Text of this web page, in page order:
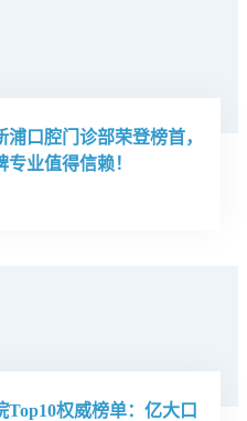
浦口腔门诊部荣登榜首，
业值得信赖！
Top10权威榜单：亿大口